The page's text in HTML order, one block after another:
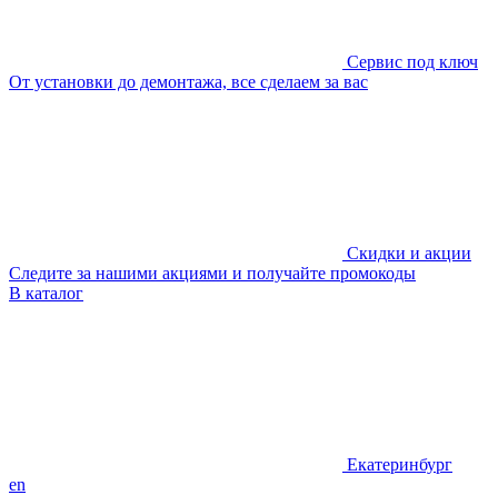
Сервис под ключ
От установки до демонтажа, все сделаем за вас
Скидки и акции
Следите за нашими акциями и получайте промокоды
В каталог
Екатеринбург
en